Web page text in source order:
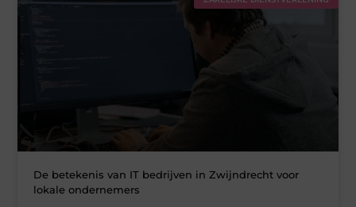
De betekenis van IT bedrijven in Zwijndrecht voor
lokale ondernemers